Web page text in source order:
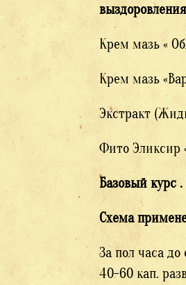
Крем мазь «
Крем мазь
Экстракт
Фито Эликсир
Базовый курс .
Схема
За пол часа
40-60 кап.